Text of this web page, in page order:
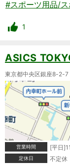
#スポーツ用品/
1
ASICS
東京都中央区銀座8-2-7
営業時間
[平日
定休日 不定休